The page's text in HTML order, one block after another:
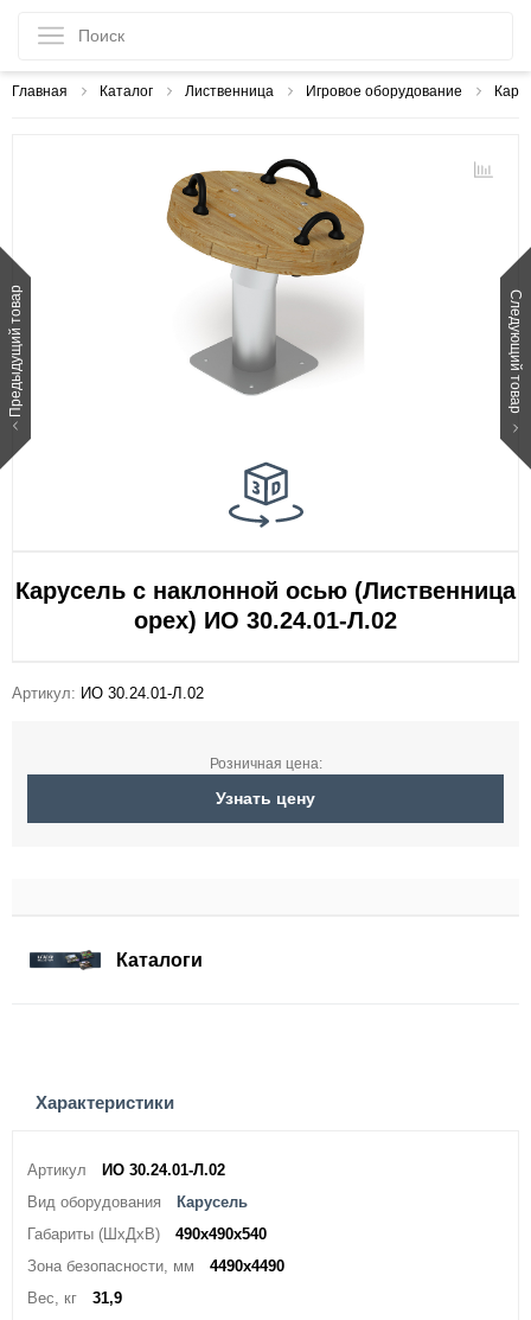
Главная Каталог Лиственница Игровое оборудование
Предыдущий товар Следующий товар
Карусель с наклонной осью (Лиственница
орех) ИО 30.24.01-Л.02
Артикул: ИО 30.24.01-Л.02
Розничная цена:
Узнать цену
Каталоги
Характеристики
Артикул
ИО 30.24.01-Л.02
Вид оборудования
Карусель
Габариты (ШхДхВ)
490х490х540
Зона безопасности, мм
4490х4490
Вес, кг
31,9